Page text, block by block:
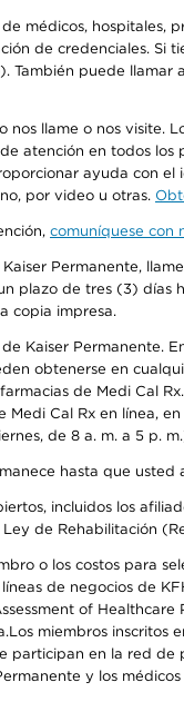
médicos,
de credenciales.
También puede llamar
llame o nos
atención en todos
ayuda con
por video u otras.
comuníquese con
Permanente,
de tres (3)
copia impresa.
Kaiser Permanente.
obtenerse en
de Medi Cal
Medi Cal Rx en línea, en
de 8 a. m. a 5 p.
hasta que
incluidos los
de Rehabilitación
o los costos para
de negocios de
of
miembros inscritos
en la red
y los